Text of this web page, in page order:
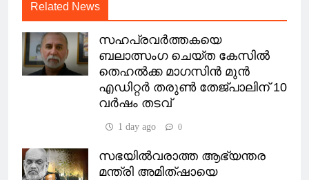
Related News
സഹപ്രവർത്തകയെ
ബലാത്സംഗ ചെയ്ത കേസിൽ
തെഹൽക്ക മാഗസിൻ മുൻ
എഡിറ്റർ തരുൺ തേജ്പാലിന് 10
വർഷം തടവ്
1 day ago 0
സഭയിൽവരാത്ത ആഭ്യന്തര
മന്ത്രി അമിത്ഷായെ